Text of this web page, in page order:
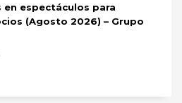
en espectáculos para
(Agosto 2026) – Grupo